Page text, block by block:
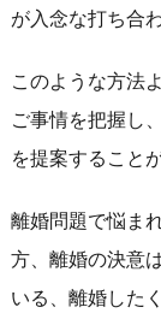
が入念な打ち合
このような方法
ご事情を把握し
を提案すること
離婚問題で悩ま
方、離婚の決意
いる、離婚した